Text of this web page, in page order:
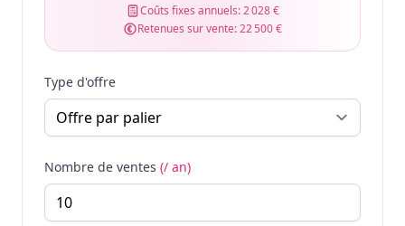
Coûts fixes annuels:2 028 €
Retenues sur vente:22 500 €
Type d'offre
Nombre de ventes (/ an)